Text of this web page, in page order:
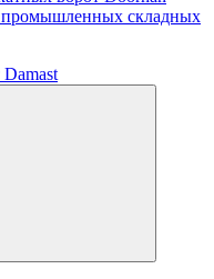
промышленных складных